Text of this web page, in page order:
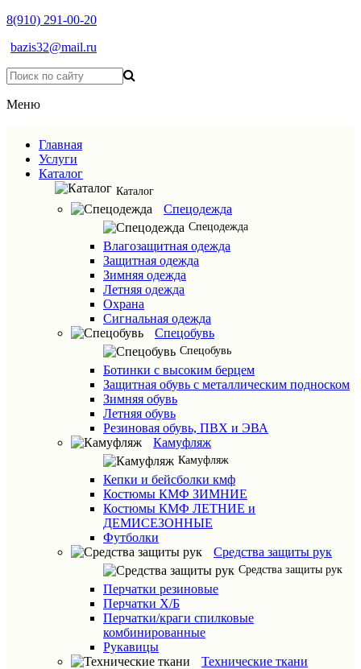
8(910) 291-00-20
bazis32@mail.ru
Меню
Главная
Услуги
Каталог
Каталог
Спецодежда
Спецодежда
Влагозащитная одежда
Защитная одежда
Зимняя одежда
Летняя одежда
Охрана
Сигнальная одежда
Спецобувь
Спецобувь
Ботинки с высоким берцем
Защитная обувь с металлическим подноском
Зимняя обувь
Летняя обувь
Резиновая обувь, ПВХ и ЭВА
Камуфляж
Камуфляж
Кепки и бейсболки кмф
Костюмы КМФ ЗИМНИЕ
Костюмы КМФ ЛЕТНИЕ и
ДЕМИСЕЗОННЫЕ
Футболки
Средства защиты рук
Средства защиты рук
Перчатки резиновые
Перчатки Х/Б
Перчатки/краги спилковые
комбинированные
Рукавицы
Технические ткани